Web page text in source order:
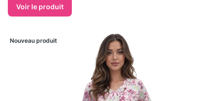
Voir le produit
Nouveau produit